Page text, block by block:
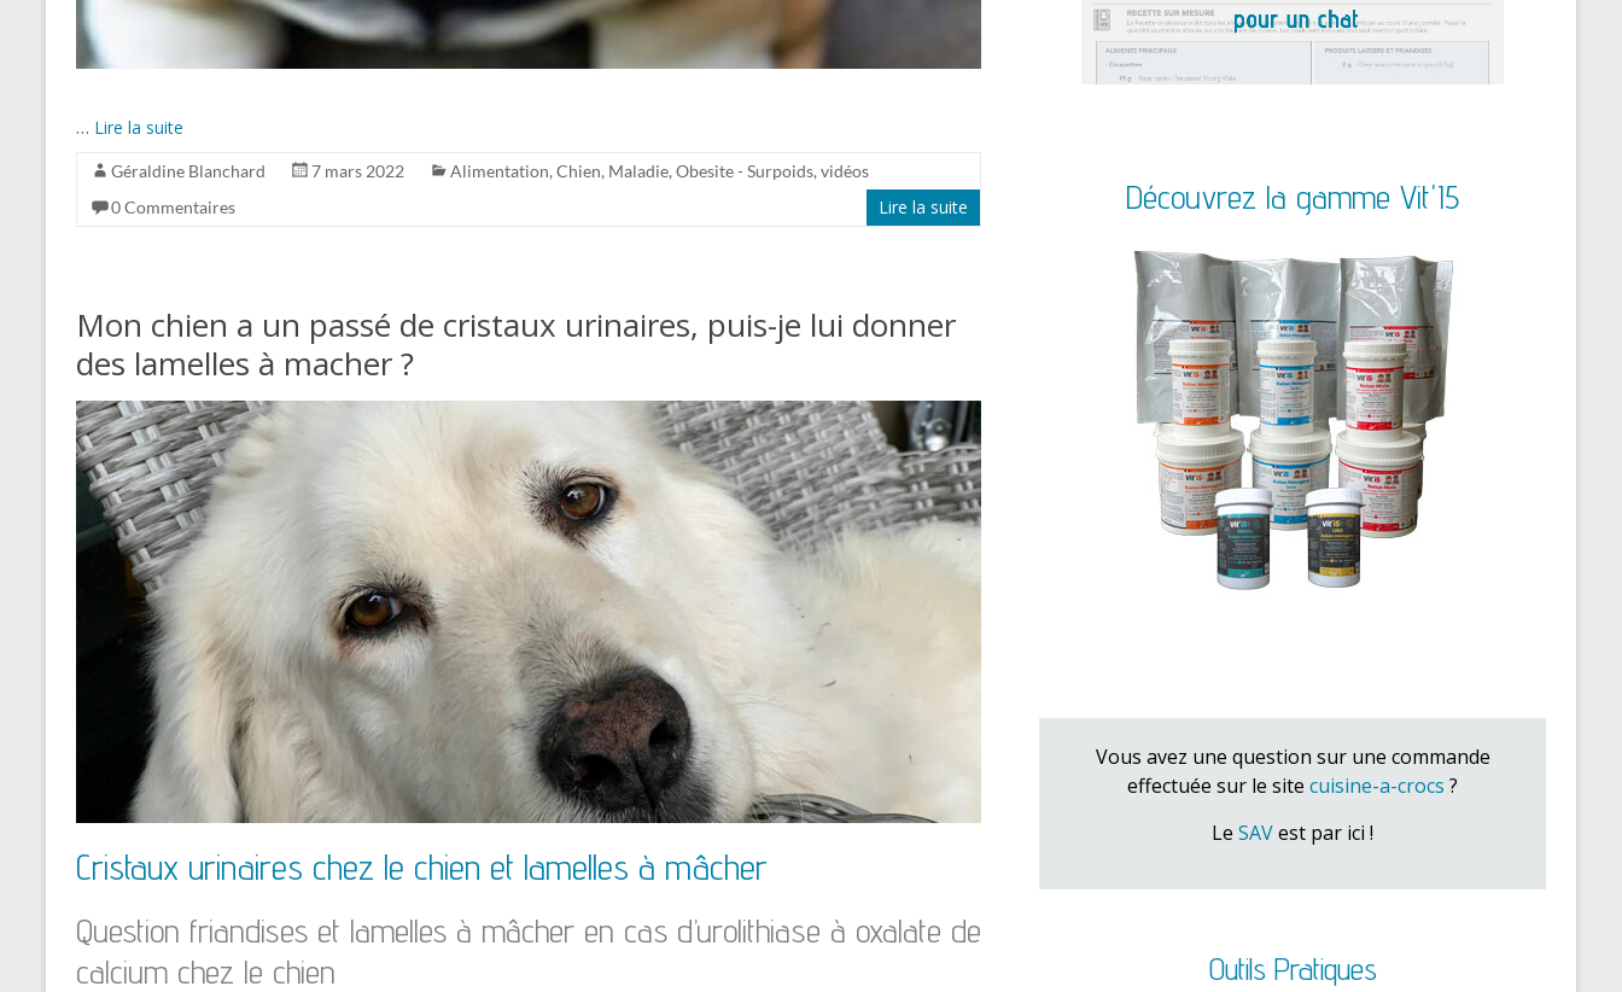
… Lire la suite
Géraldine Blanchard 7 mars 2022 Alimentation, Chien, Maladie, Obesite - Surpoids, vidéos
0 Commentaires
Lire la suite
Mon chien a un passé de cristaux urinaires, puis-je lui donner
des lamelles à macher ?
Cristaux urinaires chez le chien et lamelles à mâcher
Question friandises et lamelles à mâcher en cas d’urolithiase à oxalate de
calcium chez le chien
Découvrez la gamme Vit'I5
Vous avez une question sur une commande
effectuée sur le site cuisine-a-crocs ?
Le SAVest par ici !
Outils Pratiques